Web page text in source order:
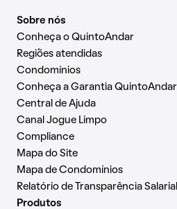
Sobre nós
Conheça o QuintoAndar
Regiões atendidas
Condomínios
Conheça a Garantia QuintoAndar
Central de Ajuda
Canal Jogue Limpo
Compliance
Mapa do Site
Mapa de Condomínios
Relatório de Transparência Salarial
Produtos